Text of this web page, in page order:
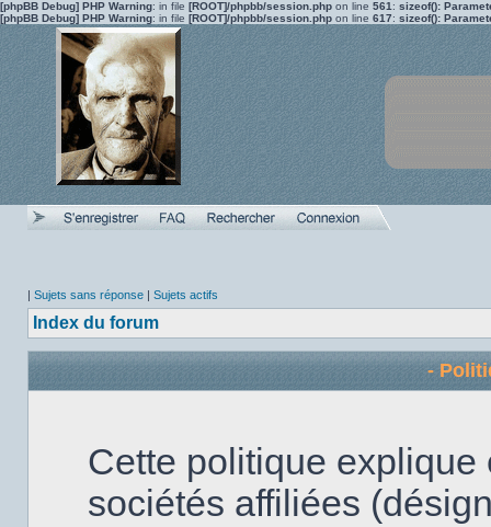
[phpBB Debug] PHP Warning: in file [ROOT]/phpbb/session.php on line 561 : sizeof():
[phpBB Debug] PHP Warning: in file [ROOT]/phpbb/session.php on line 617: sizeof():
| Sujets sans réponse | Sujets actifs
Index du forum
-
Cette politique
sociétés affiliées